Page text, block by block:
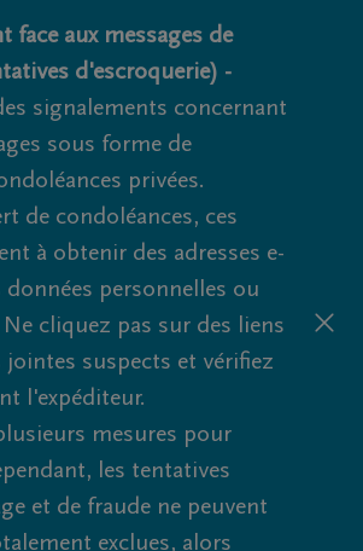
face aux messages de
d'escroquerie) -
signalements concernant
sous forme de
privées.
de condoléances, ces
à obtenir des adresses e-
personnelles ou
cliquez pas sur des liens
jointes suspects et vérifiez
l'expéditeur.
mesures pour
les tentatives
et de fraude ne peuvent
exclues, alors